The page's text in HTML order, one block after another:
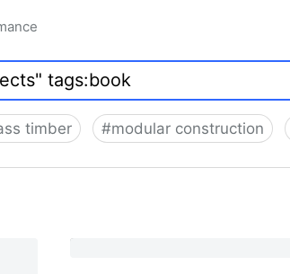
timber #modular construction